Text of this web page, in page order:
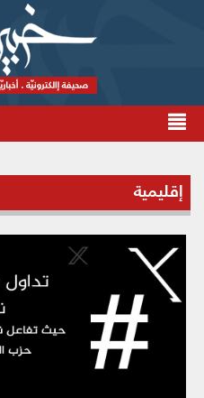
إقليمية